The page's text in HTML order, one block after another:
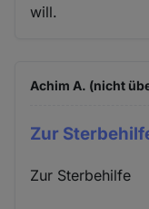
will.
Achim A. (nicht
Zur
Zur Sterbehilfe